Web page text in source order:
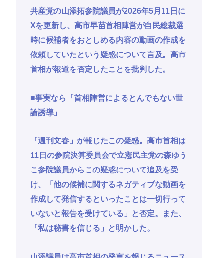
共産党の山添拓参院議員が2026年5月11日に
Xを更新し、高市早苗首相陣営が自民総裁選
時に候補者をおとしめる内容の動画の作成を
依頼していたという疑惑について言及。高市
首相が報道を否定したことを批判した。
■事実なら「首相陣営によるとんでもない世
論誘導」
「週刊文春」が報じたこの疑惑。高市首相は
11日の参院決算委員会で立憲民主党の森ゆう
こ参院議員からこの疑惑について追及を受
け、「他の候補に関するネガティブな動画を
作成して発信するといったことは一切行って
いないと報告を受けている」と否定。また、
「私は秘書を信じる」と明かした。